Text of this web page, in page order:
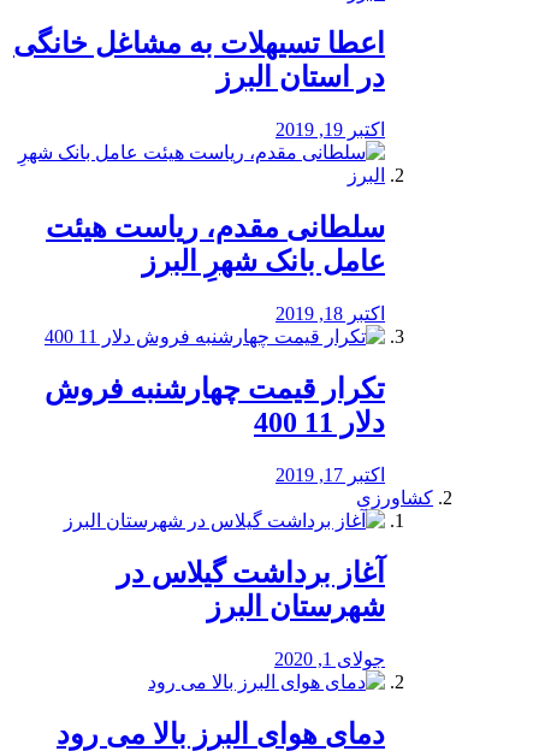
️اعطا تسیهلات به مشاغل خانگی
در استان البرز
اکتبر 19, 2019
سلطانی مقدم، ریاست هیئت
عامل بانک شهرِ البرز
اکتبر 18, 2019
تکرار قیمت چهارشنبه فروش
دلار 11 400
اکتبر 17, 2019
کشاورزی
آغاز برداشت گیلاس در
شهرستان البرز
جولای 1, 2020
دمای هوای البرز بالا می رود